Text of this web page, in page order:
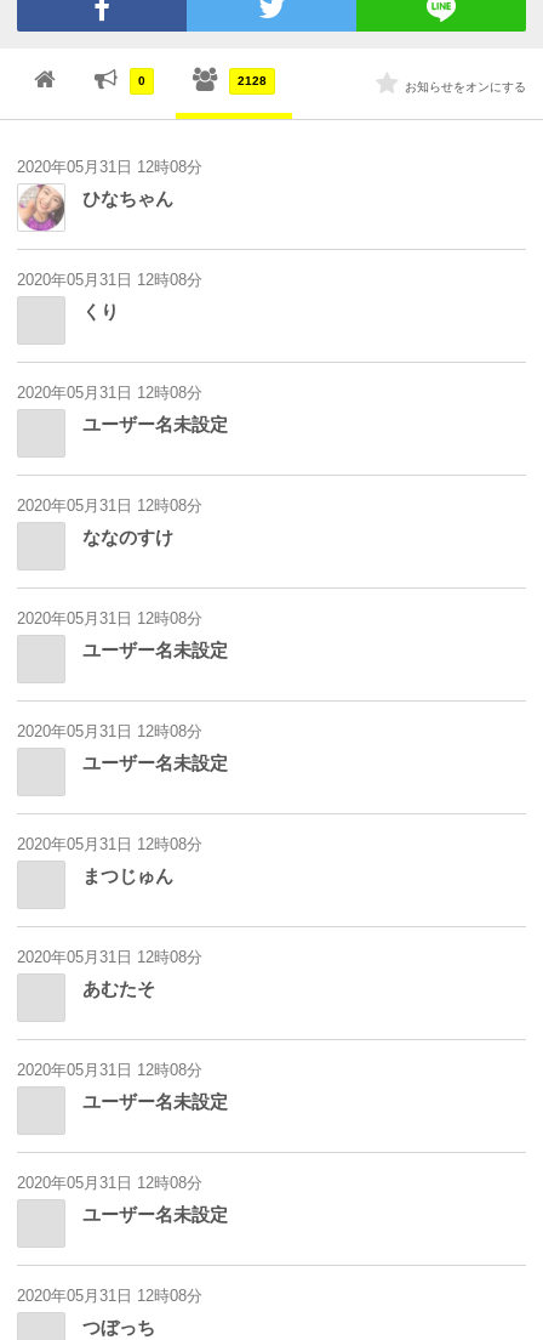
0 2128 お知らせをオンにする
2020年05月31日 12時08分
ひなちゃん
2020年05月31日 12時08分
くり
2020年05月31日 12時08分
ユーザー名未設定
2020年05月31日 12時08分
ななのすけ
2020年05月31日 12時08分
ユーザー名未設定
2020年05月31日 12時08分
ユーザー名未設定
2020年05月31日 12時08分
まつじゅん
2020年05月31日 12時08分
あむたそ
2020年05月31日 12時08分
ユーザー名未設定
2020年05月31日 12時08分
ユーザー名未設定
2020年05月31日 12時08分
つぼっち